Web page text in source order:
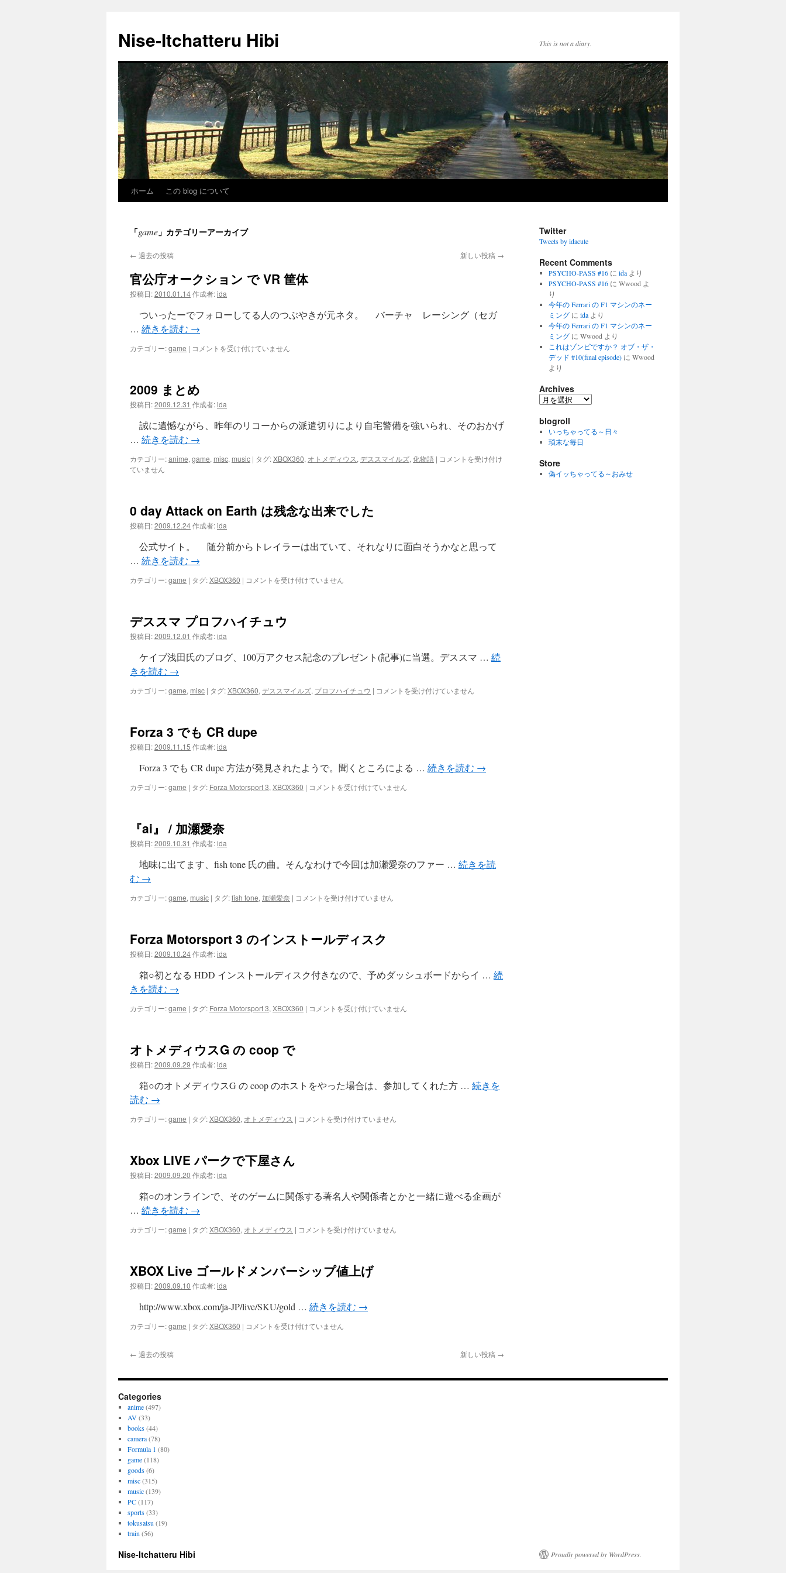
Nise-Itchatteru Hibi This is not a diary.
ツ
プ
ホーム この blog について
「game 」カテゴリーアーカイブ
← 過去の投稿 新しい投稿 →
官公庁オークション で VR 筐体
投稿日:2010.01.14作成者:ida
ついったーでフォローしてる人のつぶやきが元ネタ。 バーチャ レーシング（セガ
… 続きを読む →
カテゴリー:game | 官
ー
ク
シ
ョ
ン
で
筐
コメントを受け付けていません
2009 まとめ
投稿日:2009.12.31 作成者:ida
誠に遺憾ながら、昨年のリコーからの派遣切りにより自宅警備を強いられ、そのおかげ
… 続きを読む →
カテゴリー:anime, game, misc, music | タグ:XBOX360, オトメディウス, デススマイルズ, 化物語 | 2009
コメントを受け付け
ていません
0 day Attack on Earth は残念な出来でした
投稿日:2009.12.24作成者:ida
公式サイト。 随分前からトレイラーは出ていて、それなりに面白そうかなと思って
… 続きを読む →
カテゴリー:game | タグ:XBOX360 | 0
Earth
念
な
で
コメントを受け付けていません
デススマ プロフハイチュウ
投稿日:2009.12.01 作成者:ida
ケイブ浅田氏のブログ、100万アクセス記念のプレゼント(記事)に当選。デススマ … 続
きを読む →
カテゴリー:game, misc | タグ:XBOX360, デススマイルズ, プロフハイチュウ | デ
ハ
イ
チ
コメントを受け付けていません
Forza 3 でも CR dupe
投稿日:2009.11.15 作成者:ida
Forza 3 でも CR dupe 方法が発見されたようで。聞くところによる … 続きを読む →
カテゴリー:game | タグ: Forza Motorsport 3, XBOX360 | Forza
コメントを受け付けていません
『ai』 / 加瀬愛奈
投稿日:2009.10.31 作成者:ida
地味に出てます、fish tone 氏の曲。そんなわけで今回は加瀬愛奈のファー … 続きを読
む →
カテゴリー:game, music | タグ:fish tone, 加瀬愛奈 | 『ai』
コメントを受け付けていません
Forza Motorsport 3 のインストールディスク
投稿日:2009.10.24作成者:ida
箱○初となる HDD インストールディスク付きなので、予めダッシュボードからイ … 続
きを読む →
カテゴリー:game | タグ: Forza Motorsport 3, XBOX360 | Forza
ト
ー
ィ
コメントを受け付けていません
オトメディウスG の coop で
投稿日:2009.09.29 作成者:ida
箱○のオトメディウスG の coop のホストをやった場合は、参加してくれた方 … 続きを
読む →
カテゴリー:game | タグ:XBOX360, オトメディウス | オ
G
の
は
コメントを受け付けていません
Xbox LIVE パークで下屋さん
投稿日:2009.09.20 作成者:ida
箱○のオンラインで、そのゲームに関係する著名人や関係者とかと一緒に遊べる企画が
… 続きを読む →
カテゴリー:game | タグ:XBOX360, オトメディウス | Xbox
ク
さ
ん
コメントを受け付けていません
XBOX Live ゴールドメンバーシップ値上げ
投稿日:2009.09.10 作成者:ida
http://www.xbox.com/ja-JP/live/SKU/gold … 続きを読む →
カテゴリー:game | タグ:XBOX360 | XBOX
ド
コメントを受け付けていません
← 過去の投稿 新しい投稿 →
Twitter
Tweets by idacute
Recent Comments
PSYCHO-PASS #16に idaより
PSYCHO-PASS #16に Wwood よ
り
今年の Ferrari の F1 マシンのネー
ミングに idaより
今年の Ferrari の F1 マシンのネー
ミングに Wwood より
これはゾンビですか？ オブ・ザ・
デッド #10(final episode)に Wwood
より
Archives
Archives
blogroll
いっちゃってる～日々
瑣末な毎日
Store
偽イッちゃってる～おみせ
Categories
anime(497)
AV(33)
books(44)
camera(78)
Formula 1 (80)
game(118)
goods(6)
misc(315)
music(139)
PC(117)
sports(33)
tokusatsu (19)
train (56)
Nise-Itchatteru Hibi Proudly powered by WordPress.